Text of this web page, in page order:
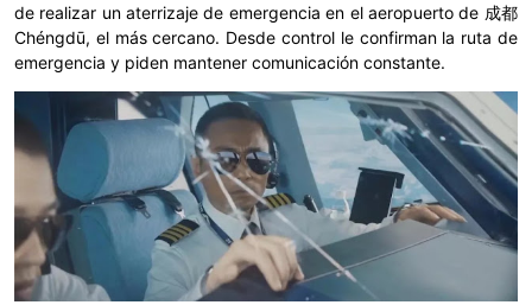
de realizar un aterrizaje de emergencia en el aeropuerto de 成都
Chéngdū, el más cercano. Desde control le confirman la ruta de
emergencia y piden mantener comunicación constante.